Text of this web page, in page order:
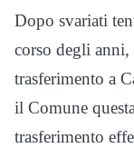
Dopo svariati
corso degli
trasferimento a
il Comune
trasferimento